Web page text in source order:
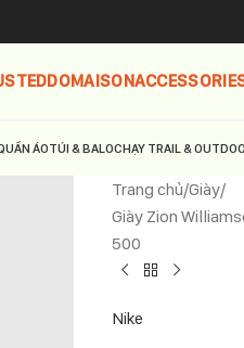
DOMAISON
ÁOTÚI & BALOCHẠY TRAIL &
Trang chủ Giày
Giày Zion
500
Nike